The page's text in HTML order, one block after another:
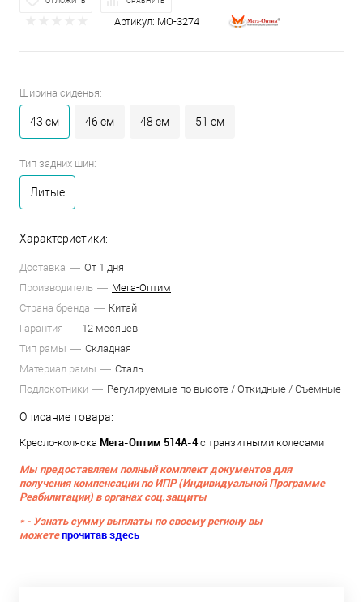
Артикул: МО-3274
Ширина сиденья:
43 см 46 см 48 см 51 см
Тип задних шин:
Литые
Характеристики:
Доставка
От 1 дня
Производитель
Мега-Оптим
Страна бренда
Китай
Гарантия
12 месяцев
Тип рамы
Складная
Материал рамы
Сталь
Подлокотники
Регулируемые по высоте / Откидные / Съемные
Описание товара:
Кресло-коляска Мега-Оптим 514A-4с транзитными колесами
Мы предоставляем полный комплект документов для
получения компенсации по ИПР (Индивидуальной Программе
Реабилитации) в органах соц.защиты
* - Узнать сумму выплаты по своему региону вы
можетепрочитав здесь